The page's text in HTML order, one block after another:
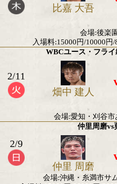
木村 翔
会場:比
ホルヘ・
2/14
会場:米国カリ
比